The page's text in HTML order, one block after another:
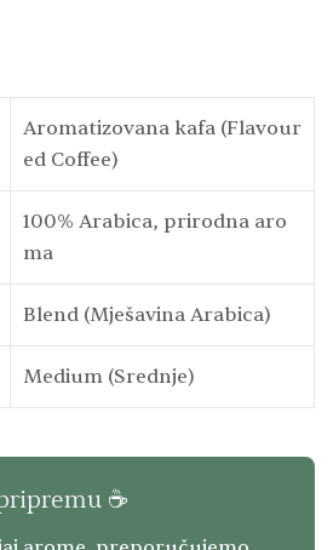
Aromatizovana kafa (Flavour
ed Coffee)
100% Arabica, prirodna aro
ma
Blend (Mješavina Arabica)
Medium (Srednje)
☕